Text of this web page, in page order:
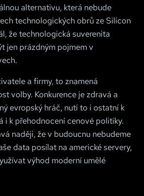
alternativu, která nebude
technologických obrů ze Silicon
že technologická suverenita
jen prázdným pojmem v
a firmy, to znamená
volby. Konkurence je zdravá a
evropský hráč, nutí to i ostatní k
i k přehodnocení cenové politiky.
naději, že v budoucnu nebudeme
data posílat na americké servery,
výhod moderní umělé